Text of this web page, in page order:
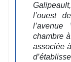
l’ouest
l’avenue
chambre
associée